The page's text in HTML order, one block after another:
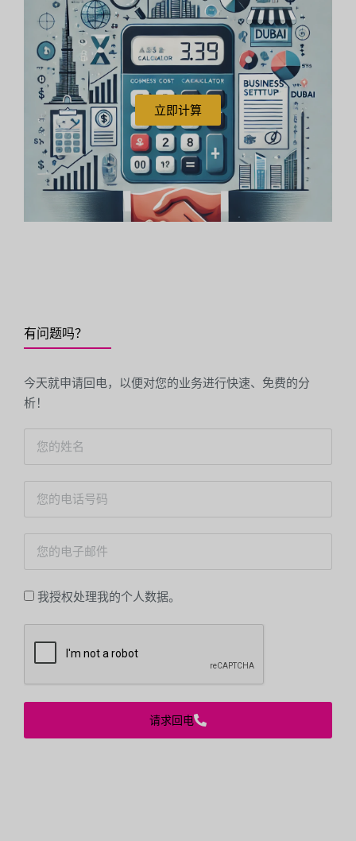
立即计算
有问题吗？
今天就申请回电，以便对您的业务进行快速、免费的分
析！
我授权处理我的个人数据。
请求回电